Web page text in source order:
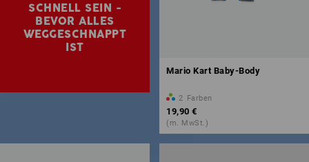
SCHNELL SEIN -
BEVOR ALLES
WEGGESCHNAPPT
IST
Mario Kart Baby-Body
2 Farben
19,90 €
(m. MwSt.)